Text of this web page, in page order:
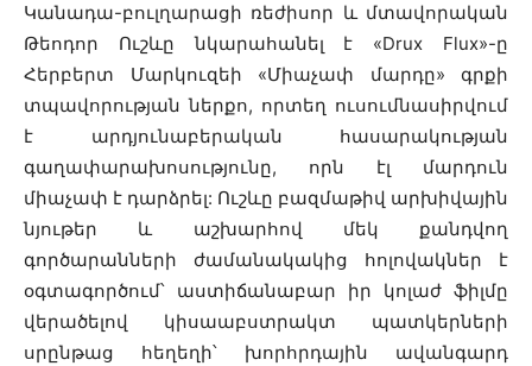
Կանադա-բուլղարացի ռեժիսոր և մտավորական
Թեոդոր Ուշևը նկարահանել է «Drux Flux»-ը
Հերբերտ Մարկուզեի «Միաչափ մարդը» գրքի
տպավորության ներքո, որտեղ ուսումնասիրվում
է արդյունաբերական հասարակության
գաղափարախոսությունը, որն էլ մարդուն
միաչափ է դարձրել: Ուշևը բազմաթիվ արխիվային
նյութեր և աշխարհով մեկ քանդվող
գործարանների ժամանակակից հոլովակներ է
օգտագործում՝ աստիճանաբար իր կոլաժ ֆիլմը
վերածելով կիսաաբստրակտ պատկերների
սրընթաց հեղեղի՝ խորհրդային ավանգարդ